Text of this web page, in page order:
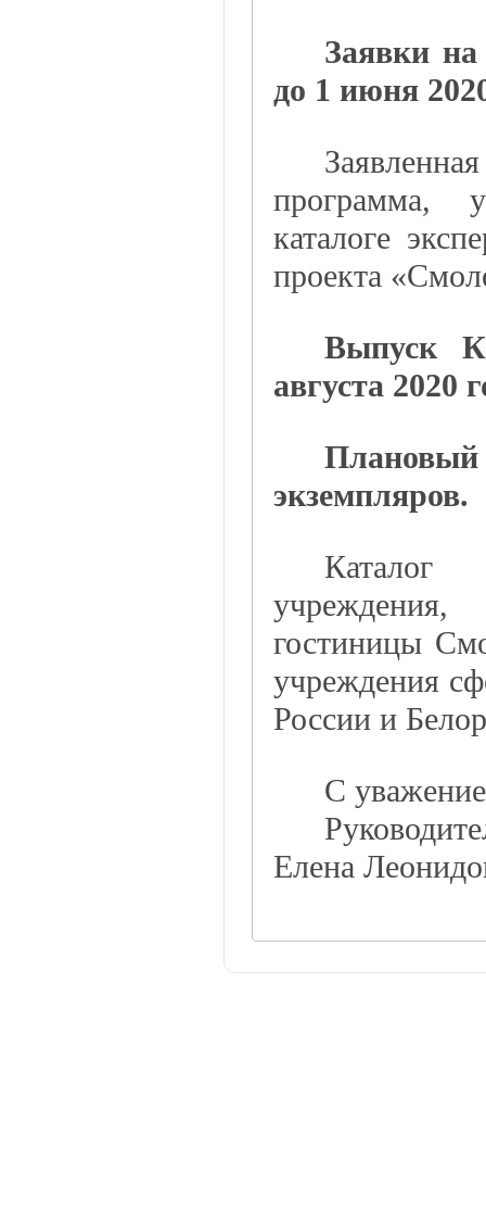
Заявки
до 1 июня
программа,
каталоге
проекта
Выпуск
августа 2020
экземпляров.
Каталог
гостиницы
учреждения
России и
С
Елена